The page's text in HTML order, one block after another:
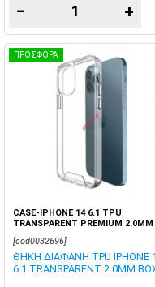
− +
ΠΡΟΣΦΟΡΑ
CASE-IPHONE 14 6.1 TPU
TRANSPARENT PREMIUM 2.0MM
[cod0032696]
ΘΗΚΗ ΔΙΑΦΑΝΗ TPU IPHONE
6.1 TRANSPARENT 2.0MM